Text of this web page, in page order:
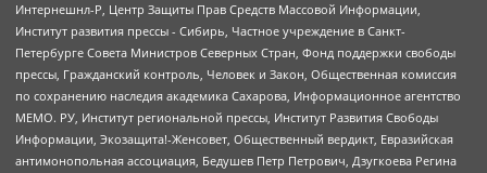
Интернешнл-Р, Центр Защиты Прав Средств Массовой Информации,
Институт развития прессы - Сибирь, Частное учреждение в Санкт-
Петербурге Совета Министров Северных Стран, Фонд поддержки свободы
прессы, Гражданский контроль, Человек и Закон, Общественная комиссия
по сохранению наследия академика Сахарова, Информационное агентство
МЕМО. РУ, Институт региональной прессы, Институт Развития Свободы
Информации, Экозащита!-Женсовет, Общественный вердикт, Евразийская
антимонопольная ассоциация, Бедушев Петр Петрович, Дзугкоева Регина